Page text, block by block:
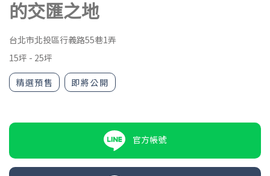
的交匯之地
台北市北投區行義路55巷1弄
15坪 - 25坪
精選預售 即將公開
官方帳號